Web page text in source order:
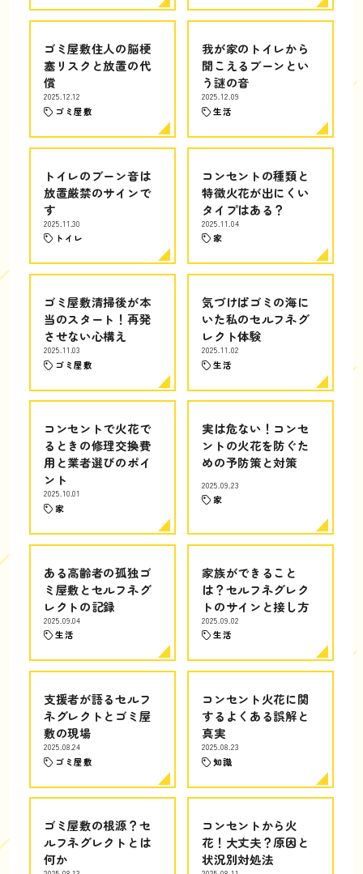
ゴミ屋敷住人の脳梗
塞リスクと放置の代
償
2025.12.12
ゴミ屋敷
我が家のトイレから
聞こえるブーンとい
う謎の音
2025.12.09
生活
トイレのブーン音は
放置厳禁のサインで
す
2025.11.30
トイレ
コンセントの種類と
特徴火花が出にくい
タイプはある？
2025.11.04
家
ゴミ屋敷清掃後が本
当のスタート！再発
させない心構え
2025.11.03
ゴミ屋敷
気づけばゴミの海に
いた私のセルフネグ
レクト体験
2025.11.02
生活
コンセントで火花で
るときの修理交換費
用と業者選びのポイ
ント
2025.10.01
家
実は危ない！コンセ
ントの火花を防ぐた
めの予防策と対策
2025.09.23
家
ある高齢者の孤独ゴ
ミ屋敷とセルフネグ
レクトの記録
2025.09.04
生活
家族ができること
は？セルフネグレク
トのサインと接し方
2025.09.02
生活
支援者が語るセルフ
ネグレクトとゴミ屋
敷の現場
2025.08.24
ゴミ屋敷
コンセント火花に関
するよくある誤解と
真実
2025.08.23
知識
ゴミ屋敷の根源？セ
ルフネグレクトとは
何か
コンセントから火
花！大丈夫？原因と
状況別対処法